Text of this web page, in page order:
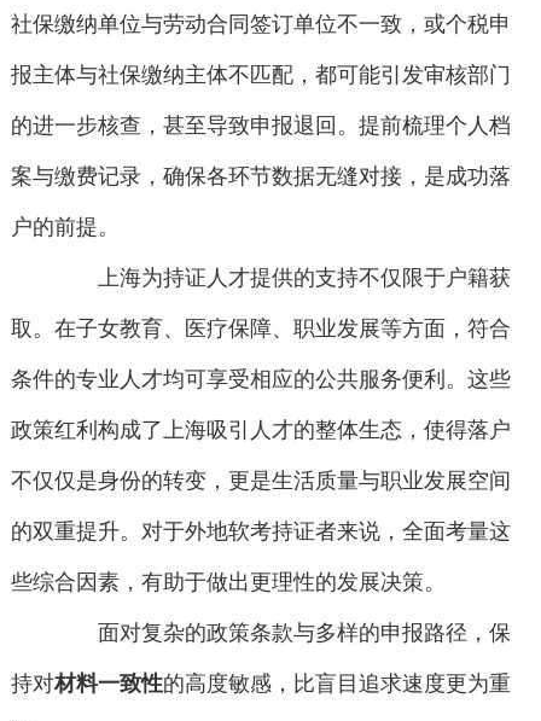
社保缴纳单位与劳动合同签订单位不一致，或个税申
报主体与社保缴纳主体不匹配，都可能引发审核部门
的进一步核查，甚至导致申报退回。提前梳理个人档
案与缴费记录，确保各环节数据无缝对接，是成功落
户的前提。
上海为持证人才提供的支持不仅限于户籍获
取。在子女教育、医疗保障、职业发展等方面，符合
条件的专业人才均可享受相应的公共服务便利。这些
政策红利构成了上海吸引人才的整体生态，使得落户
不仅仅是身份的转变，更是生活质量与职业发展空间
的双重提升。对于外地软考持证者来说，全面考量这
些综合因素，有助于做出更理性的发展决策。
面对复杂的政策条款与多样的申报路径，保
持对材料一致性的高度敏感，比盲目追求速度更为重